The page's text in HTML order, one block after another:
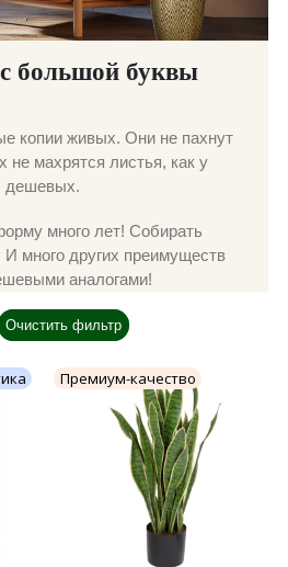
большой буквы
копии живых. Они не пахнут
не махрятся листья, как у
дешевых.
много лет! Собирать
много других преимуществ
аналогами!
Очистить фильтр
Премиум-качество